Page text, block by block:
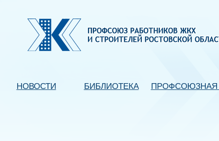
НОВОСТИ БИБЛИОТЕКА